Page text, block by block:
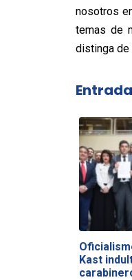
nosotros
temas de
distinga de
Kast